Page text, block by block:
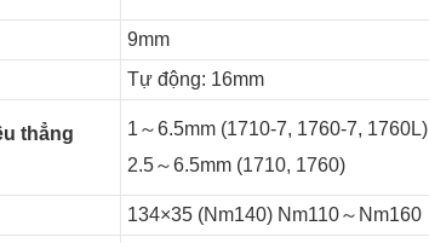
9mm
Tự động: 16mm
thẳng
1～6.5mm (1710-7, 1760-7, 1760L)
2.5～6.5mm (1710, 1760)
134×35 (Nm140) Nm110～Nm160